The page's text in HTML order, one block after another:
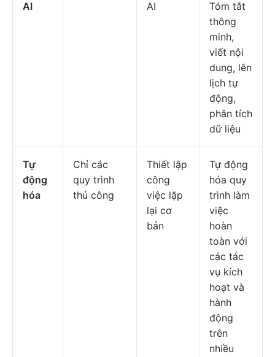
AI
AI
Tóm tắt
thông
minh,
viết nội
dung, lên
lịch tự
động,
phân tích
dữ liệu
Tự
động
hóa
Chỉ các
quy trình
thủ công
Thiết lập
công
việc lặp
lại cơ
bản
Tự động
hóa quy
trình làm
việc
hoàn
toàn với
các tác
vụ kích
hoạt và
hành
động
trên
nhiều